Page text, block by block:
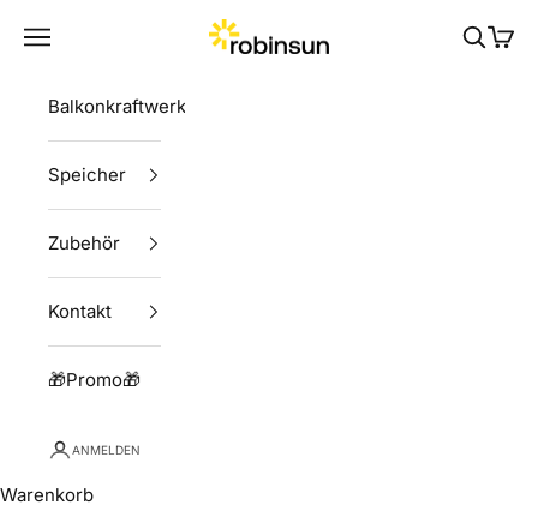
Robinsun
Menü Suchen
Balkonkraftwerke
Speicher
Zubehör
Kontakt
🎁Promo🎁
ANMELDEN
Warenkorb